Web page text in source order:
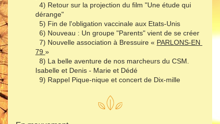
dérange"
  5) Fin de l'obligation vaccinale aux Etats-Unis
  6) Nouveau : Un groupe "Parents" vient de se créer
  7) Nouvelle association à Bressuire «
PARLONS-EN
79 »
Isabelle et Denis - Marie et Dédé
  9) Rappel Pique-nique et concert de Dix-mille